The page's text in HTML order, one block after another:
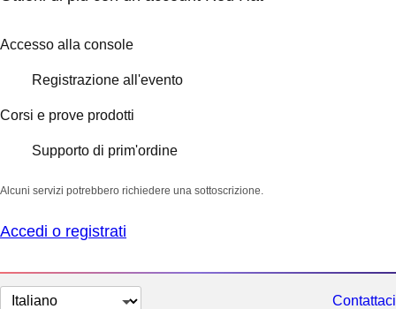
Accesso alla console
Registrazione all'evento
Corsi e prove prodotti
Supporto di prim'ordine
Alcuni servizi potrebbero richiedere una sottoscrizione.
Accedi o registrati
Cambia
Contattaci